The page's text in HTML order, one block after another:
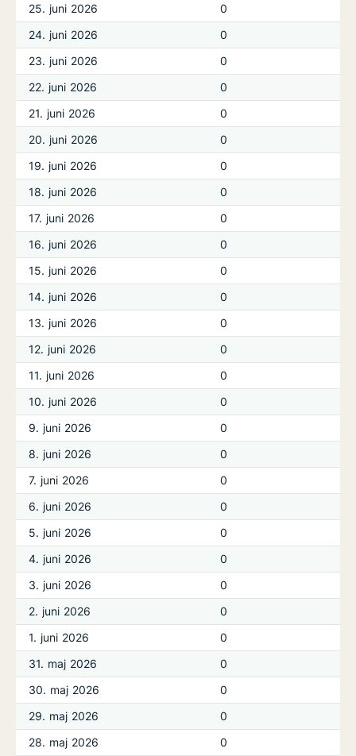
25. juni 2026
0
24. juni 2026
0
23. juni 2026
0
22. juni 2026
0
21. juni 2026
0
20. juni 2026
0
19. juni 2026
0
18. juni 2026
0
17. juni 2026
0
16. juni 2026
0
15. juni 2026
0
14. juni 2026
0
13. juni 2026
0
12. juni 2026
0
11. juni 2026
0
10. juni 2026
0
9. juni 2026
0
8. juni 2026
0
7. juni 2026
0
6. juni 2026
0
5. juni 2026
0
4. juni 2026
0
3. juni 2026
0
2. juni 2026
0
1. juni 2026
0
31. maj 2026
0
30. maj 2026
0
29. maj 2026
0
28. maj 2026
0